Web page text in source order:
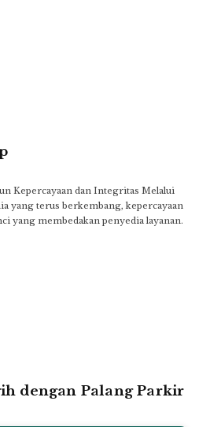
Kepercayaan dan Integritas Melalui
yang terus berkembang, kepercayaan
yang membedakan penyedia layanan.
dengan Palang Parkir